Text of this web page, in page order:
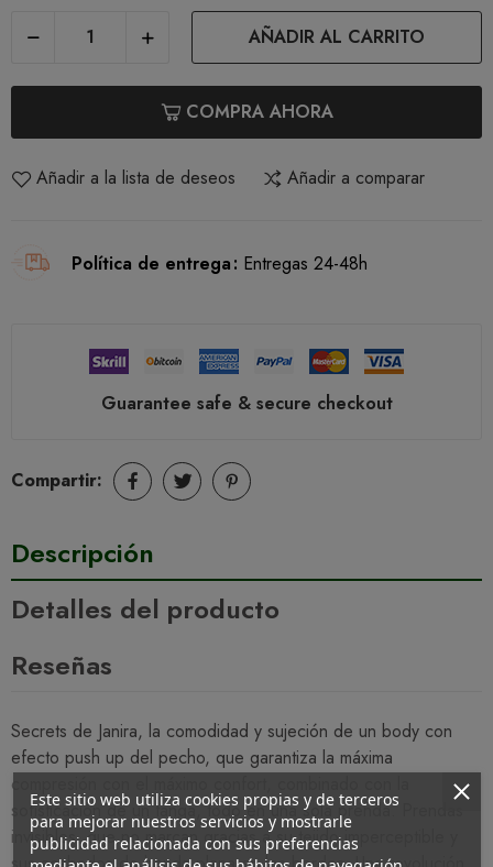
AÑADIR AL CARRITO
COMPRA AHORA
Añadir a la lista de deseos Añadir a comparar
Política de entrega Entregas 24-48h
Guarantee safe & secure checkout
Compartir:
Descripción
Detalles del producto
Reseñas
Secrets de Janira, la comodidad y sujeción de un body con
efecto push up del pecho, que garantiza la máxima
compresión con el máximo confort, combinado con la
sofisticación de un tanga, todo en una sola prenda. Prendas
invisibles, que no marcan gracias a su tejido imperceptible y
Este sitio web utiliza cookies propias y de terceros
para mejorar nuestros servicios y mostrarle
publicidad relacionada con sus preferencias